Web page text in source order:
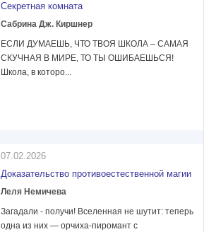
Секретная комната
Сабрина Дж. Киршнер
ЕСЛИ ДУМАЕШЬ, ЧТО ТВОЯ ШКОЛА – САМАЯ
СКУЧНАЯ В МИРЕ, ТО ТЫ ОШИБАЕШЬСЯ!
Школа, в которо...
07.02.2026
Доказательство противоестественной магии
Леля Немичева
Загадали - получи! Вселенная не шутит: теперь
одна из них — орчиха-пиромант с